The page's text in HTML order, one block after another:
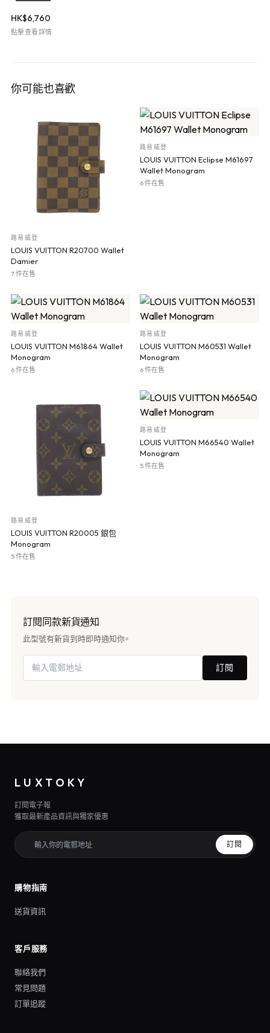
HK$6,760
點擊查看詳情
你可能也喜歡
路易威登
LOUIS VUITTON R20700 Wallet
Damier
7 件在售
路易威登
LOUIS VUITTON Eclipse M61697
Wallet Monogram
6 件在售
路易威登
LOUIS VUITTON M61864 Wallet
Monogram
6 件在售
路易威登
LOUIS VUITTON M60531 Wallet
Monogram
6 件在售
路易威登
LOUIS VUITTON R20005 銀包
Monogram
5 件在售
路易威登
LOUIS VUITTON M66540 Wallet
Monogram
5 件在售
訂閱同款新貨通知
此型號有新貨到時即時通知你。
訂閱
LUXTOKY
訂閱電子報
獲取最新產品資訊與獨家優惠
訂閱
購物指南
送貨資訊
客戶服務
聯絡我們
常見問題
訂單追蹤